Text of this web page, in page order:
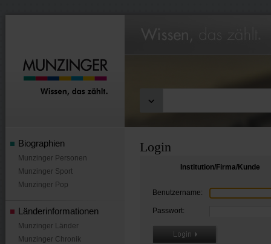
Biographien
Munzinger Personen
Munzinger Sport
Munzinger Pop
Länderinformationen
Munzinger Länder
Munzinger Chronik
Login
Institution/Firma/Kunde
Benutzername:
Passwort: